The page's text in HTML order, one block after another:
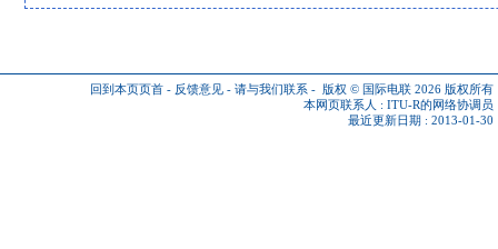
回到本页页首 - 反馈意见 - 请与我们联系 - 版权 © 国际电联 2026 版权所有
本网页联系人 : ITU-R的网络协调员
最近更新日期 : 2013-01-30